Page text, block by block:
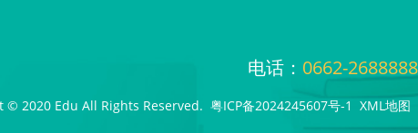
电话： 0662-2688888
© 2020 Edu All Rights Reserved. 粤ICP备2024245607号-1 XML地图